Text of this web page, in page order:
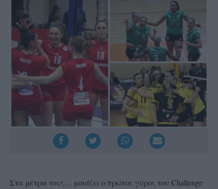
Στα μέτρα τους… μοιάζει ο πρώτος γύρος του Challenge